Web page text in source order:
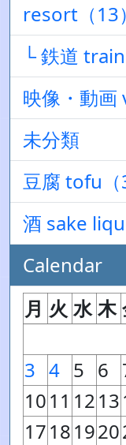
resort（13）
└ 鉄道 train
映像・動画
未分類
豆腐 tofu（
酒 sake
Calendar
月 火 水 木
3 4 5 6
1011 1213
17181920